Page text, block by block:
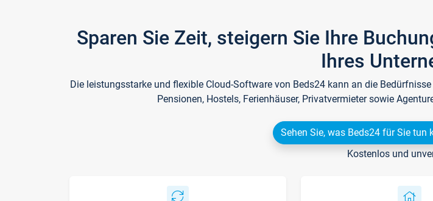
Sparen Sie Zeit, steigern Sie Ihre
Ihres
Die leistungsstarke und flexible Cloud-Software von Beds24 kann an die
Pensionen, Hostels, Ferienhäuser, Privatvermieter sowie
Sehen Sie, was Beds24 für Sie tun
Kostenlos und